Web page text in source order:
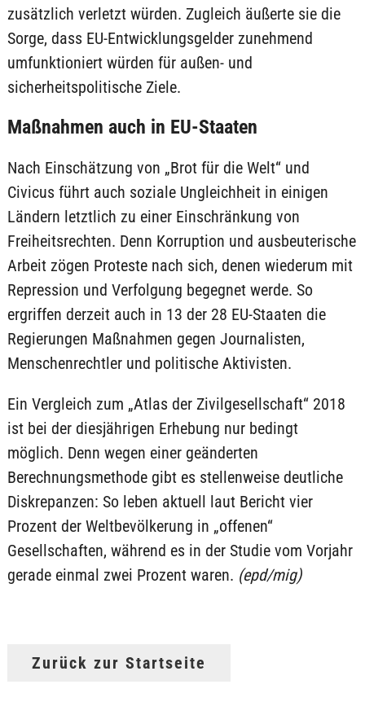
zusätzlich verletzt würden. Zugleich äußerte sie die
Sorge, dass EU-Entwicklungsgelder zunehmend
umfunktioniert würden für außen- und
sicherheitspolitische Ziele.
Maßnahmen auch in EU-Staaten
Nach Einschätzung von „Brot für die Welt“ und
Civicus führt auch soziale Ungleichheit in einigen
Ländern letztlich zu einer Einschränkung von
Freiheitsrechten. Denn Korruption und ausbeuterische
Arbeit zögen Proteste nach sich, denen wiederum mit
Repression und Verfolgung begegnet werde. So
ergriffen derzeit auch in 13 der 28 EU-Staaten die
Regierungen Maßnahmen gegen Journalisten,
Menschenrechtler und politische Aktivisten.
Ein Vergleich zum „Atlas der Zivilgesellschaft“ 2018
ist bei der diesjährigen Erhebung nur bedingt
möglich. Denn wegen einer geänderten
Berechnungsmethode gibt es stellenweise deutliche
Diskrepanzen: So leben aktuell laut Bericht vier
Prozent der Weltbevölkerung in „offenen“
Gesellschaften, während es in der Studie vom Vorjahr
gerade einmal zwei Prozent waren. (epd/mig)
Zurück zur Startseite